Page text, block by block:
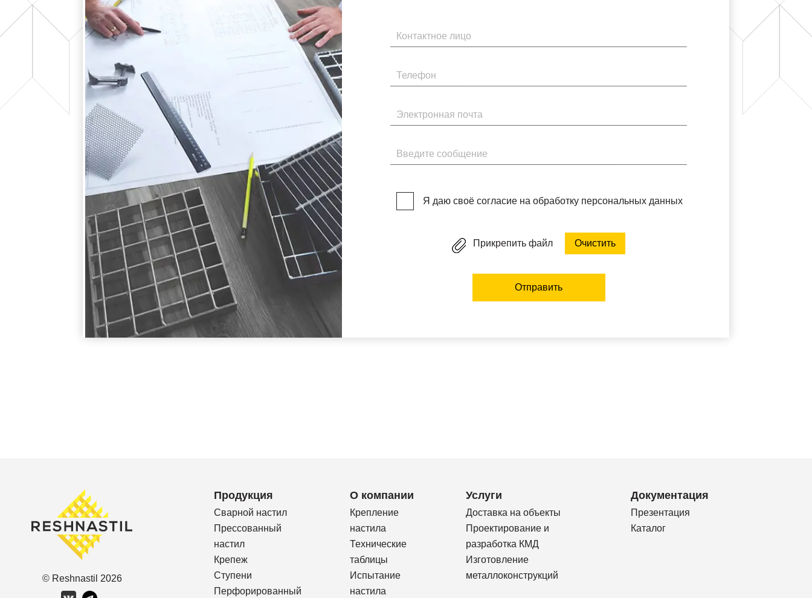
Имя
Телефон
Электронная почта
Введите сообщение
Я даю своё согласие на обработку персональных данных
Прикрепить файл Очистить
Отправить
© Reshnastil 2026
Продукция
Сварной настил
Прессованный
настил
Крепеж
Ступени
Перфорированный
О компании
Крепление
настила
Технические
таблицы
Испытание
настила
Услуги
Доставка на объекты
Проектирование и
разработка КМД
Изготовление
металлоконструкций
Документация
Презентация
Каталог